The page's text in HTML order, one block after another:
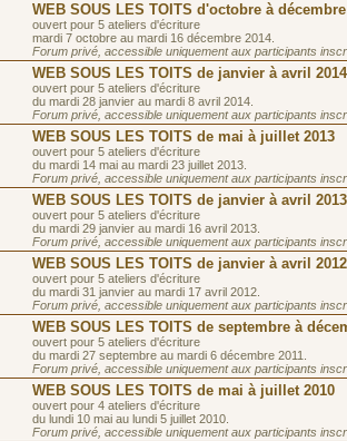
WEB SOUS LES TOITS d'octobre à décembre
ouvert pour 5 ateliers d'écriture
mardi 7 octobre au mardi 16 décembre 2014.
Forum privé, accessible uniquement aux participants
WEB SOUS LES TOITS de janvier à avril 2014
ouvert pour 5 ateliers d'écriture
du mardi 28 janvier au mardi 8 avril 2014.
Forum privé, accessible uniquement aux participants
WEB SOUS LES TOITS de mai à juillet 2013
ouvert pour 5 ateliers d'écriture
du mardi 14 mai au mardi 23 juillet 2013.
Forum privé, accessible uniquement aux participants
WEB SOUS LES TOITS de janvier à avril 2013
ouvert pour 5 ateliers d'écriture
du mardi 29 janvier au mardi 16 avril 2013.
Forum privé, accessible uniquement aux participants
WEB SOUS LES TOITS de janvier à avril 2012
ouvert pour 5 ateliers d'écriture
du mardi 31 janvier au mardi 17 avril 2012.
Forum privé, accessible uniquement aux participants
WEB SOUS LES TOITS de septembre à
ouvert pour 5 ateliers d'écriture
du mardi 27 septembre au mardi 6 décembre 2011.
Forum privé, accessible uniquement aux participants
WEB SOUS LES TOITS de mai à juillet 2010
ouvert pour 4 ateliers d'écriture
du lundi 10 mai au lundi 5 juillet 2010.
Forum privé, accessible uniquement aux participants